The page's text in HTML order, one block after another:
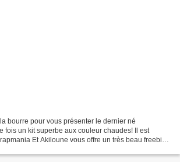
bourre pour vous présenter le dernier né
fois un kit superbe aux couleur chaudes! Il est
Et Akiloune vous offre un très beau freebie